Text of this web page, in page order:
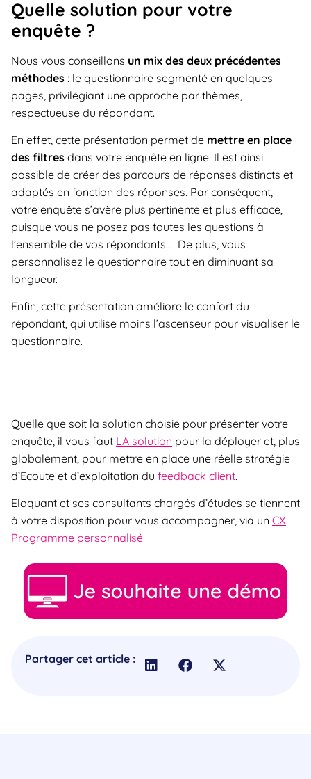
Quelle solution pour votre
enquête ?
Nous vous conseillons un mix des deux précédentes
méthodes : le questionnaire segmenté en quelques
pages, privilégiant une approche par thèmes,
respectueuse du répondant.
En effet, cette présentation permet de mettre en place
des filtres dans votre enquête en ligne. Il est ainsi
possible de créer des parcours de réponses distincts et
adaptés en fonction des réponses. Par conséquent,
votre enquête s’avère plus pertinente et plus efficace,
puisque vous ne posez pas toutes les questions à
l’ensemble de vos répondants… De plus, vous
personnalisez le questionnaire tout en diminuant sa
longueur.
Enfin, cette présentation améliore le confort du
répondant, qui utilise moins l’ascenseur pour visualiser le
questionnaire.
Quelle que soit la solution choisie pour présenter votre
enquête, il vous faut LA solution pour la déployer et, plus
globalement, pour mettre en place une réelle stratégie
d’Ecoute et d’exploitation du feedback client.
Eloquant et ses consultants chargés d’études se tiennent
à votre disposition pour vous accompagner, via un CX
Programme personnalisé.
Partager cet article :